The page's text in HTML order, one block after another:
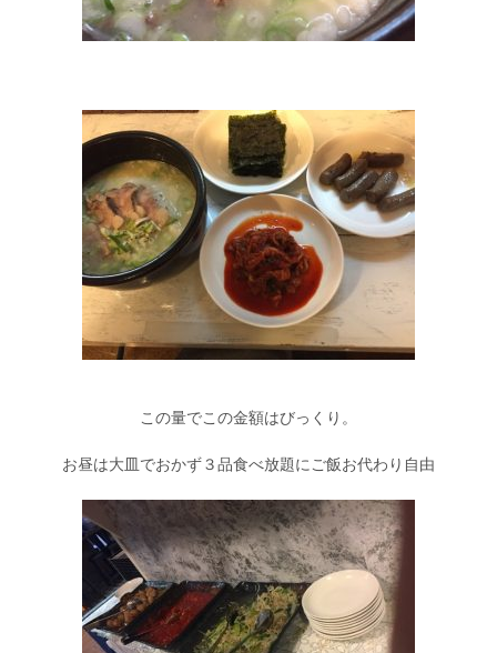
この量でこの金額はびっくり。
お昼は大皿でおかず３品食べ放題にご飯お代わり自由